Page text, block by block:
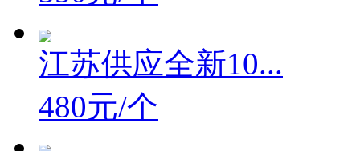
350元/个
江苏供应全新10...
480元/个